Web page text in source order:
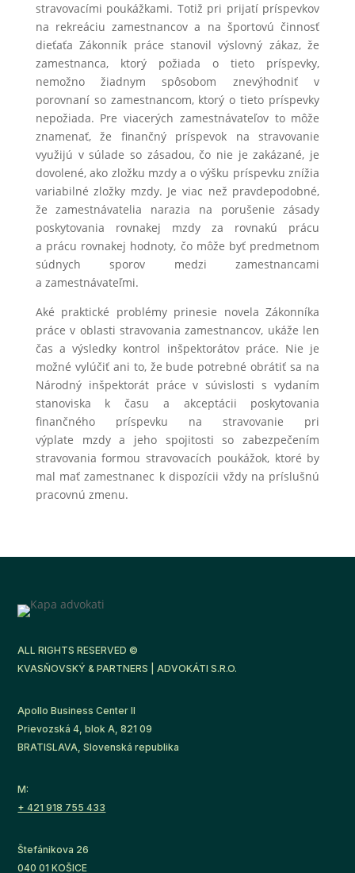
stravovacími poukážkami. Totiž pri prijatí príspevkov
na rekreáciu zamestnancov a na športovú činnosť
dieťaťa Zákonník práce stanovil výslovný zákaz, že
zamestnanca, ktorý požiada o tieto príspevky,
nemožno žiadnym spôsobom znevýhodniť v
porovnaní so zamestnancom, ktorý o tieto príspevky
nepožiada. Pre viacerých zamestnávateľov to môže
znamenať, že finančný príspevok na stravovanie
využijú v súlade so zásadou, čo nie je zakázané, je
dovolené, ako zložku mzdy a o výšku príspevku znížia
variabilné zložky mzdy. Je viac než pravdepodobné,
že zamestnávatelia narazia na porušenie zásady
poskytovania rovnakej mzdy za rovnakú prácu
a prácu rovnakej hodnoty, čo môže byť predmetnom
súdnych sporov medzi zamestnancami
a zamestnávateľmi.
Aké praktické problémy prinesie novela Zákonníka
práce v oblasti stravovania zamestnancov, ukáže len
čas a výsledky kontrol inšpektorátov práce. Nie je
možné vylúčiť ani to, že bude potrebné obrátiť sa na
Národný inšpektorát práce v súvislosti s vydaním
stanoviska k času a akceptácii poskytovania
finančného príspevku na stravovanie pri
výplate mzdy a jeho spojitosti so zabezpečením
stravovania formou stravovacích poukážok, ktoré by
mal mať zamestnanec k dispozícii vždy na príslušnú
pracovnú zmenu.
ALL RIGHTS RESERVED ©
KVASŇOVSKÝ & PARTNERS | ADVOKÁTI S.R.O.
Apollo Business Center II
Prievozská 4, blok A, 821 09
BRATISLAVA, Slovenská republika
M:
+ 421 918 755 433
Štefánikova 26
040 01 KOŠICE